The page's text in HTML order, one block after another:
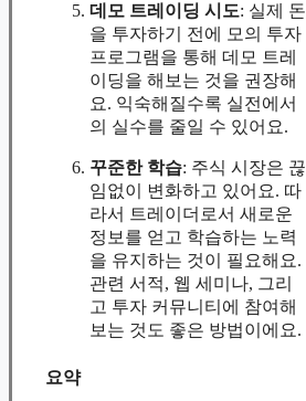
데모 트레이딩 시도: 실제 돈
을 투자하기 전에 모의 투자
프로그램을 통해 데모 트레
이딩을 해보는 것을 권장해
요. 익숙해질수록 실전에서
의 실수를 줄일 수 있어요.
꾸준한 학습: 주식 시장은 끊
임없이 변화하고 있어요. 따
라서 트레이더로서 새로운
정보를 얻고 학습하는 노력
을 유지하는 것이 필요해요.
관련 서적, 웹 세미나, 그리
고 투자 커뮤니티에 참여해
보는 것도 좋은 방법이에요.
요약